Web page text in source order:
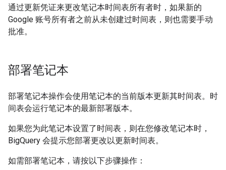
通过更新凭证来更改笔记本时间表所有者时，如果新的
Google 账号所有者之前从未创建过时间表，则也需要手动
批准。
部署笔记本
部署笔记本操作会使用笔记本的当前版本更新其时间表。时
间表会运行笔记本的最新部署版本。
如果您为此笔记本设置了时间表，则在您修改笔记本时，
BigQuery 会提示您部署更改以更新时间表。
如需部署笔记本，请按以下步骤操作：